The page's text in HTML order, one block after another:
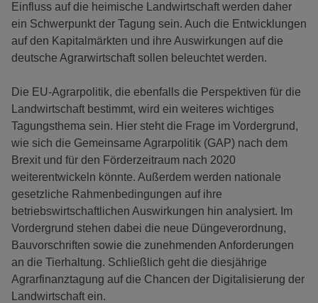
Einfluss auf die heimische Landwirtschaft werden daher
ein Schwerpunkt der Tagung sein. Auch die Entwicklungen
auf den Kapitalmärkten und ihre Auswirkungen auf die
deutsche Agrarwirtschaft sollen beleuchtet werden.
Die EU-Agrarpolitik, die ebenfalls die Perspektiven für die
Landwirtschaft bestimmt, wird ein weiteres wichtiges
Tagungsthema sein. Hier steht die Frage im Vordergrund,
wie sich die Gemeinsame Agrarpolitik (GAP) nach dem
Brexit und für den Förderzeitraum nach 2020
weiterentwickeln könnte. Außerdem werden nationale
gesetzliche Rahmenbedingungen auf ihre
betriebswirtschaftlichen Auswirkungen hin analysiert. Im
Vordergrund stehen dabei die neue Düngeverordnung,
Bauvorschriften sowie die zunehmenden Anforderungen
an die Tierhaltung. Schließlich geht die diesjährige
Agrarfinanztagung auf die Chancen der Digitalisierung der
Landwirtschaft ein.